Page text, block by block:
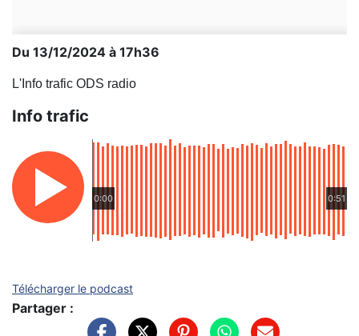
Du 13/12/2024 à 17h36
L'Info trafic ODS radio
Info trafic
0:00 0:51
Télécharger le podcast
Partager :